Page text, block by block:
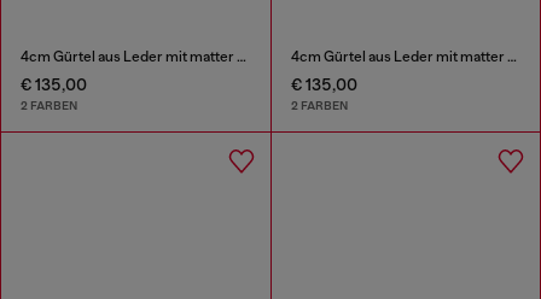
4cm Gürtel aus Leder mit matter Oval D-Schnalle
€ 135,00
2 FARBEN
4cm Gürtel aus Leder mit matter Oval D-Schnalle
€ 135,00
2 FARBEN